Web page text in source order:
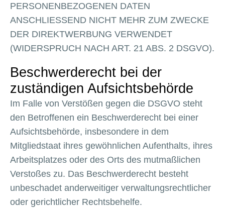
PERSONENBEZOGENEN DATEN
ANSCHLIESSEND NICHT MEHR ZUM ZWECKE
DER DIREKTWERBUNG VERWENDET
(WIDERSPRUCH NACH ART. 21 ABS. 2 DSGVO).
Beschwerde­recht bei der
zuständigen Aufsichts­behörde
Im Falle von Verstößen gegen die DSGVO steht
den Betroffenen ein Beschwerderecht bei einer
Aufsichtsbehörde, insbesondere in dem
Mitgliedstaat ihres gewöhnlichen Aufenthalts, ihres
Arbeitsplatzes oder des Orts des mutmaßlichen
Verstoßes zu. Das Beschwerderecht besteht
unbeschadet anderweitiger verwaltungsrechtlicher
oder gerichtlicher Rechtsbehelfe.